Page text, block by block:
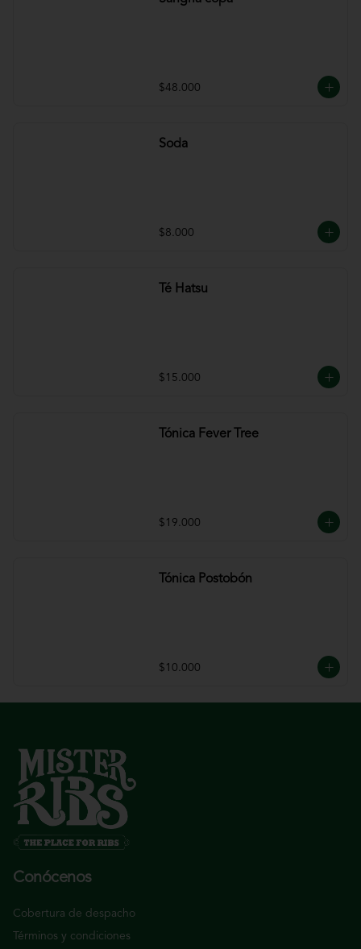
$48.000
Soda
$8.000
Té Hatsu
$15.000
Tónica Fever Tree
$19.000
Tónica Postobón
$10.000
Conócenos
Cobertura de despacho
Términos y condiciones